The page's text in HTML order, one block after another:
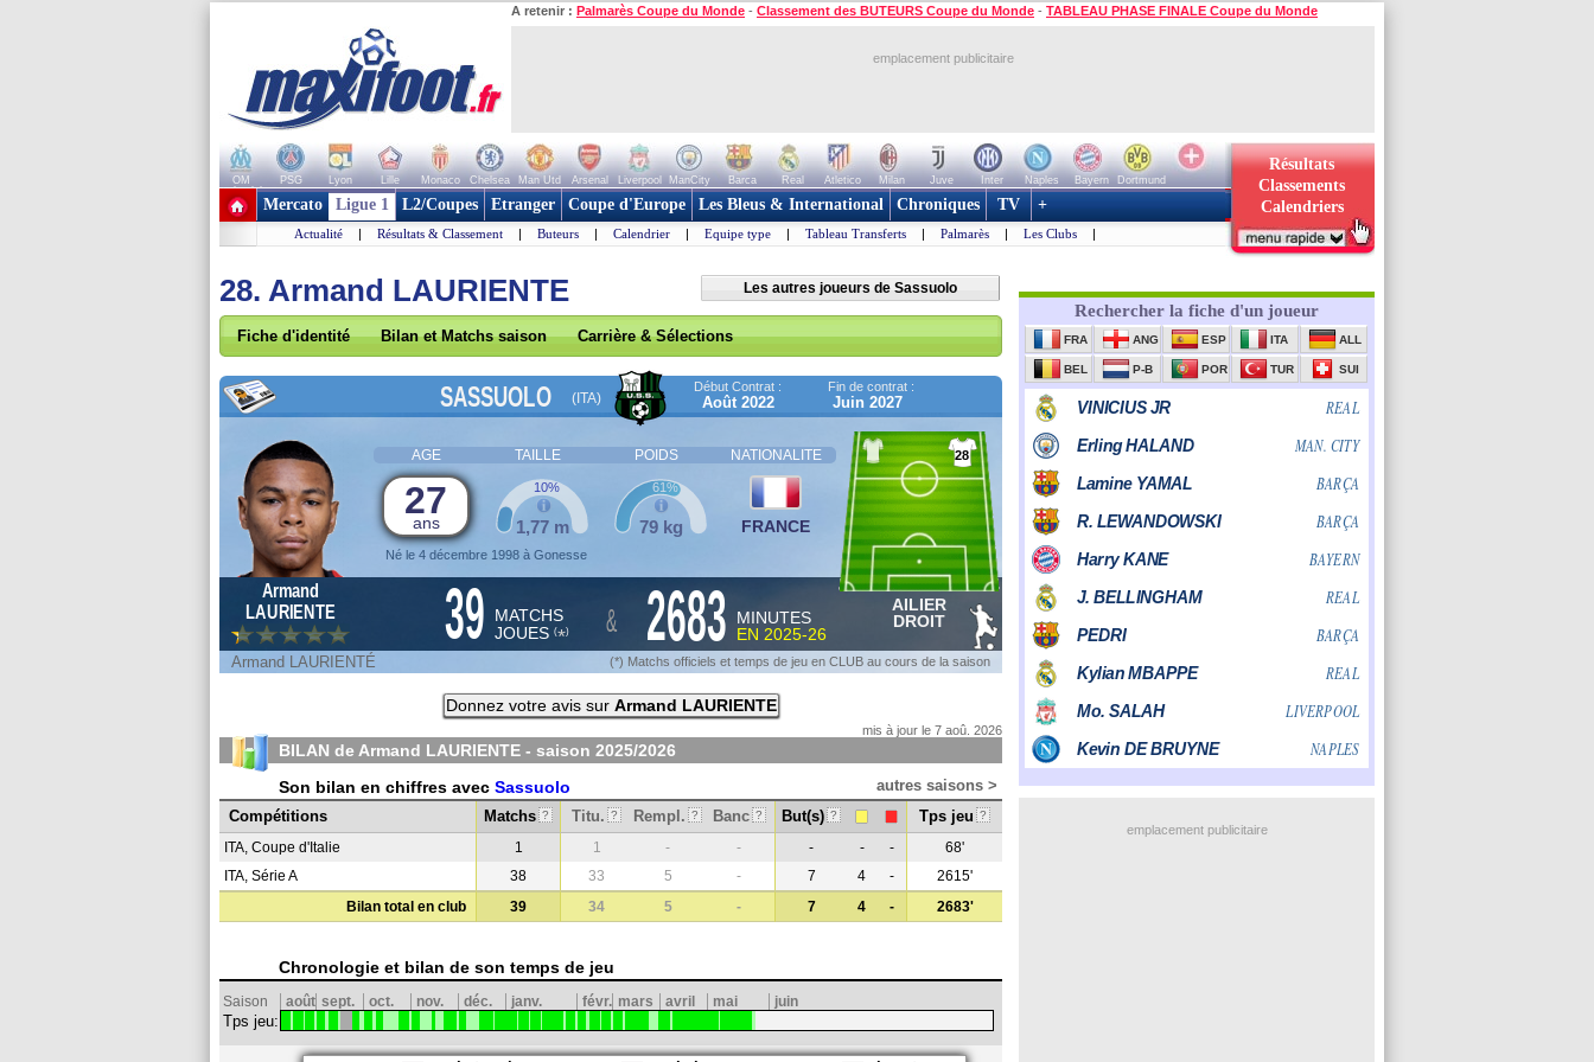
A retenir : Palmarès Coupe du Monde - Classement des BUTEURS Coupe du Monde - TABLEAU PHASE FINALE Coupe du Monde
emplacement publicitaire
OM PSG Lyon Lille Monaco Chelsea Man Utd Arsenal Liverpool ManCity Barca Real Atletico Milan Juve Inter Naples Bayern
Dortmund
+ de clubs
Résultats
Classements
Calendriers
Mercato Ligue 1 L2/Coupes Etranger Coupe d'Europe Les Bleus & International Chroniques TV +
Actualité | Résultats & Classement | Buteurs | Calendrier | Equipe type | Tableau Transferts | Palmarès | Les Clubs |
28. Armand LAURIENTE Les autres joueurs de Sassuolo
Fiche d'identité Bilan et Matchs saison Carrière & Sélections
SASSUOLO (ITA)
Début Contrat :
Août 2022
Fin de contrat :
Juin 2027
AGE TAILLE POIDS NATIONALITE
27
ans
Né le 4 décembre 1998 à Gonesse
1,77 m
10%
79 kg
61%
FRANCE
28
Armand
LAURIENTE
39 MATCHS
JOUES (*) & 2683
MINUTES
EN 2025-26
AILIER
DROIT
Armand LAURIENTÉ (*) Matchs officiels et temps de jeu en CLUB au cours de la saison
Donnez votre avis sur Armand LAURIENTE
mis à jour le 7 aoû. 2026
BILAN de Armand LAURIENTE - saison 2025/2026
Son bilan en chiffres avec Sassuolo
autres saisons >
Compétitions
Matchs ? Titu. ? Rempl. ? Banc ? But(s) ? Tps jeu ?
ITA, Coupe d'Italie 1 1 - - - - -
68'
ITA, Série A
38 33 5 - 7 4 -
2615'
Bilan total en club
39 34 5 - 7 4 - 2683'
Chronologie et bilan de son temps de jeu
Saison août sept. oct. nov. déc. janv. févr. mars avril mai juin
Tps jeu:
emplacement publicitaire